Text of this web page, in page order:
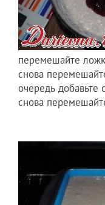
перемешайт­е
снова
очередь
снова